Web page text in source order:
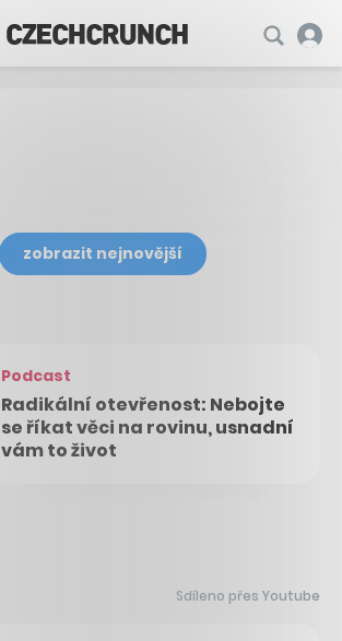
zobrazit nejnovější
Podcast
Radikální otevřenost: Nebojte
se říkat věci na rovinu, usnadní
vám to život
Sdíleno přes Youtube